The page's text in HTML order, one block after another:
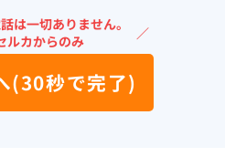
は一切ありません。
ルカからのみ
／
(30秒で完了)